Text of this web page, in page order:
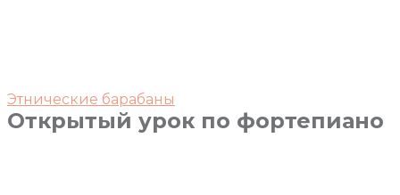
Этнические барабаны
Открытый урок по фортепиано